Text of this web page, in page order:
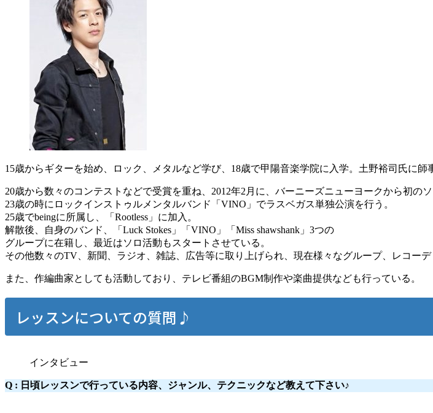
15歳からギターを始め、ロック、メタルなど学び、18歳で甲陽音楽学院に入学。土野裕司氏に師
20歳から数々のコンテストなどで受賞を重ね、2012年2月に、バーニーズニューヨークから初の
23歳の時にロックインストゥルメンタルバンド「VINO」でラスベガス単独公演を行う。
25歳でbeingに所属し、「Rootless」に加入。
解散後、自身のバンド、「Luck Stokes」「VINO」「Miss shawshank」3つの
グループに在籍し、最近はソロ活動もスタートさせている。
その他数々のTV、新聞、ラジオ、雑誌、広告等に取り上げられ、現在様々なグループ、レコー
また、作編曲家としても活動しており、テレビ番組のBGM制作や楽曲提供なども行っている。
レッスンについての質問♪
インタビュー
Q : 日頃レッスンで行っている内容、ジャンル、テクニックなど教えて下さい♪